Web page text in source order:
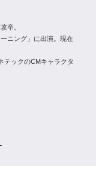
卒。
ニング」に出演。現在
テックのCMキャラクタ